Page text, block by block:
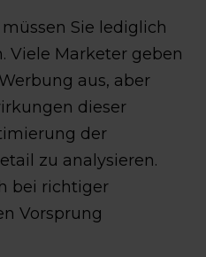
Sie lediglich
Viele Marketer geben
aus, aber
dieser
der
zu analysieren.
bei richtiger
Vorsprung